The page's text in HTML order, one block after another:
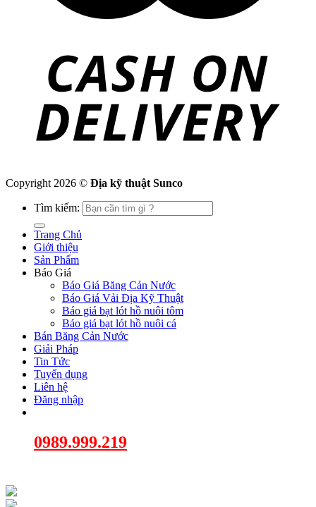
Copyright 2026 © Địa kỹ thuật Sunco
Tìm kiếm:
Trang Chủ
Giới thiệu
Sản Phẩm
Báo Giá
Báo Giá Băng Cản Nước
Báo Giá Vải Địa Kỹ Thuật
Báo giá bạt lót hồ nuôi tôm
Báo giá bạt lót hồ nuôi cá
Bán Băng Cản Nước
Giải Pháp
Tin Tức
Tuyển dụng
Liên hệ
Đăng nhập
0989.999.219